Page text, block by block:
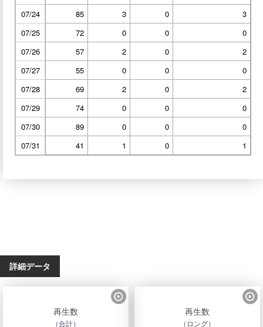
07/24
85 3 0
3
07/25
72 0 0
0
07/26
57 2 0
2
07/27
55 0 0
0
07/28
69 2 0
2
07/29
74 0 0
0
07/30
89 0 0
0
07/31
41 1 0 1
詳細データ
再生数
（合計）
再生数
（ロング）